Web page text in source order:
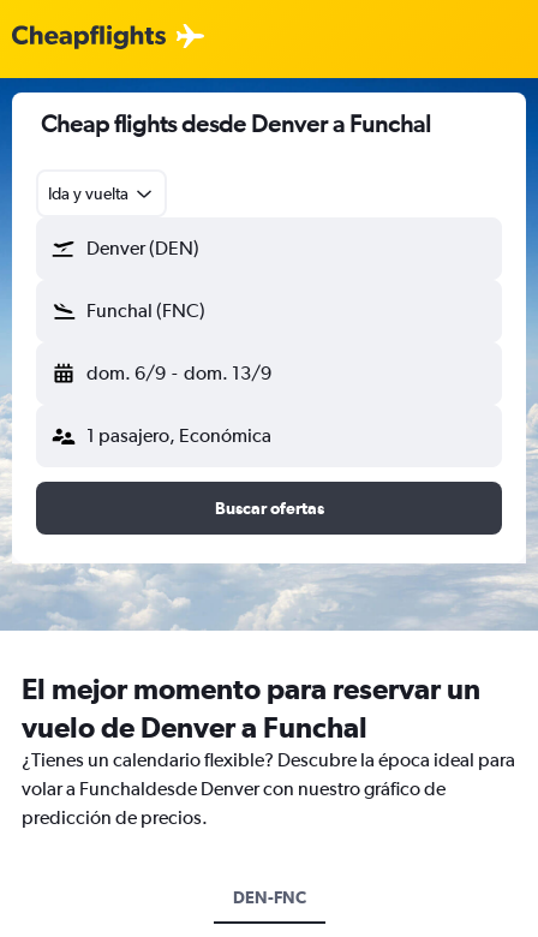
Cheap flights desde Denver a Funchal
Ida y vuelta
Denver (DEN)
Funchal (FNC)
dom. 6/9 - dom. 13/9
1 pasajero, Económica
Buscar ofertas
El mejor momento para reservar un
vuelo de Denver a Funchal
¿Tienes un calendario flexible? Descubre la época ideal para
volar a Funchaldesde Denver con nuestro gráfico de
predicción de precios.
DEN-FNC